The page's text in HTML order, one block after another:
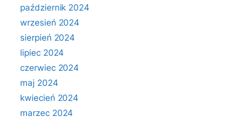
październik 2024
wrzesień 2024
sierpień 2024
lipiec 2024
czerwiec 2024
maj 2024
kwiecień 2024
marzec 2024